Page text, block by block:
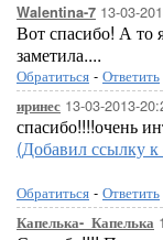
Walentina-7 13-03-
Вот спасибо! А то
заметила....
Обратиться - Ответить
иринес 13-03-2013-
спасибо!!!!очень
(Добавил ссылку к
Обратиться - Ответить
Капелька-_Капелька